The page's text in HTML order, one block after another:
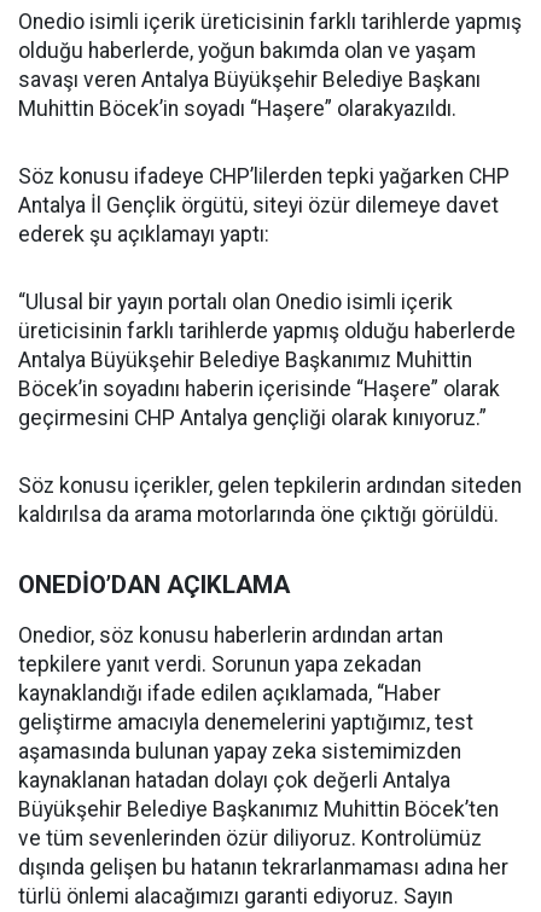
Onedio isimli içerik üreticisinin farklı tarihlerde yapmış
olduğu haberlerde, yoğun bakımda olan ve yaşam
savaşı veren Antalya Büyükşehir Belediye Başkanı
Muhittin Böcek’in soyadı “Haşere” olarakyazıldı.
Söz konusu ifadeye CHP’lilerden tepki yağarken CHP
Antalya İl Gençlik örgütü, siteyi özür dilemeye davet
ederek şu açıklamayı yaptı:
“Ulusal bir yayın portalı olan Onedio isimli içerik
üreticisinin farklı tarihlerde yapmış olduğu haberlerde
Antalya Büyükşehir Belediye Başkanımız Muhittin
Böcek’in soyadını haberin içerisinde “Haşere” olarak
geçirmesini CHP Antalya gençliği olarak kınıyoruz.”
Söz konusu içerikler, gelen tepkilerin ardından siteden
kaldırılsa da arama motorlarında öne çıktığı görüldü.
ONEDİO’DAN AÇIKLAMA
Onedior, söz konusu haberlerin ardından artan
tepkilere yanıt verdi. Sorunun yapa zekadan
kaynaklandığı ifade edilen açıklamada, “Haber
geliştirme amacıyla denemelerini yaptığımız, test
aşamasında bulunan yapay zeka sistemimizden
kaynaklanan hatadan dolayı çok değerli Antalya
Büyükşehir Belediye Başkanımız Muhittin Böcek’ten
ve tüm sevenlerinden özür diliyoruz. Kontrolümüz
dışında gelişen bu hatanın tekrarlanmaması adına her
türlü önlemi alacağımızı garanti ediyoruz. Sayın